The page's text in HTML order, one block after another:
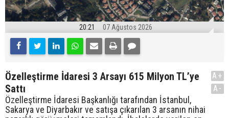
20:21 07 Ağustos 2026
Özelleştirme İdaresi 3 Arsayı 615 Milyon TL’ye
Sattı
Özelleştirme İdaresi Başkanlığı tarafından İstanbul,
Sakarya ve Diyarbakır ve satışa çıkarılan 3 arsanın nihai
A+
A-